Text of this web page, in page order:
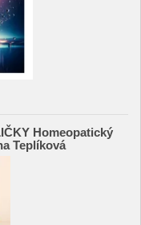
Homeopatický
Teplíková